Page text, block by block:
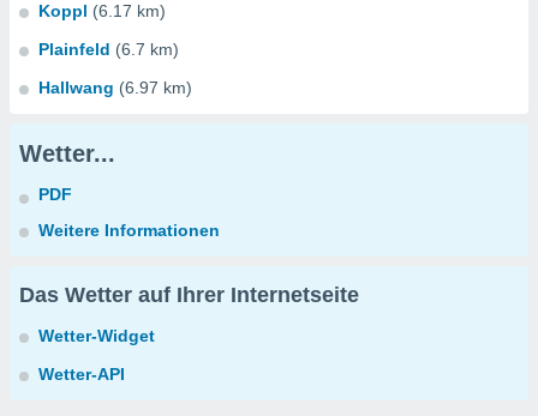
Koppl (6.17 km)
Plainfeld (6.7 km)
Hallwang (6.97 km)
Wetter...
PDF
Weitere Informationen
Das Wetter auf Ihrer Internetseite
Wetter-Widget
Wetter-API